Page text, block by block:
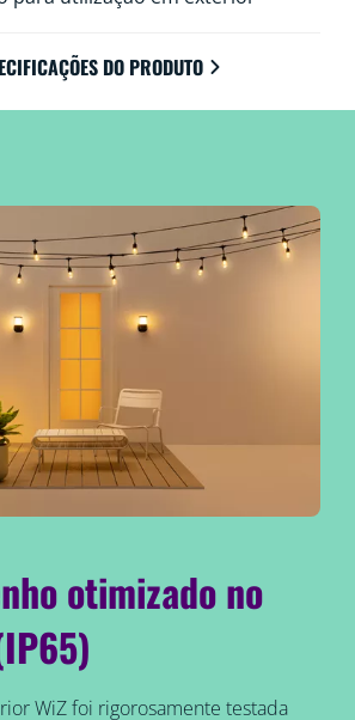
DO PRODUTO
otimizado no
WiZ foi rigorosamente testada